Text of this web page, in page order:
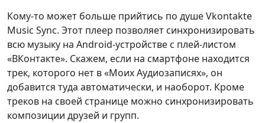
Кому-то может больше прийтись по душе Vkontakte
Music Sync. Этот плеер позволяет синхронизировать
всю музыку на Android-устройстве с плей-листом
«ВКонтакте». Скажем, если на смартфоне находится
трек, которого нет в «Моих Аудиозаписях», он
добавится туда автоматически, и наоборот. Кроме
треков на своей странице можно синхронизировать
композиции друзей и групп.